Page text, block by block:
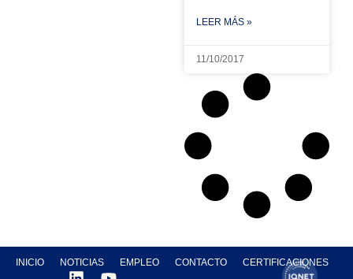
LEER MÁS »
11/10/2017
INICIO NOTICIAS EMPLEO CONTACTO CERTIFICACIONES